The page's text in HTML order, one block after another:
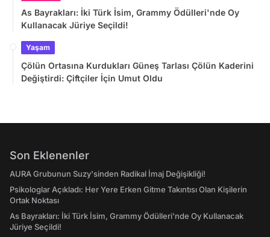
As Bayrakları: İki Türk İsim, Grammy Ödülleri'nde Oy
Kullanacak Jüriye Seçildi!
Yaşam
Çölün Ortasına Kurdukları Güneş Tarlası Çölün Kaderini
Değiştirdi: Çiftçiler İçin Umut Oldu
Son Eklenenler
AURA Grubunun Suzy'sinden Radikal İmaj Değişikliği!
Psikologlar Açıkladı: Her Yere Erken Gitme Takıntısı Olan Kişilerin
Ortak Noktası
As Bayrakları: İki Türk İsim, Grammy Ödülleri'nde Oy Kullanacak
Jüriye Seçildi!